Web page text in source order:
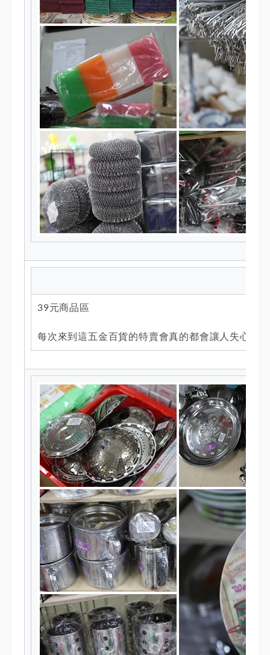
39元商品區
每次來到這五金百貨的特賣會真的都會讓人失心瘋